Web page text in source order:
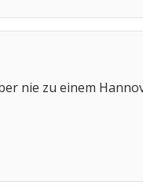
nie zu einem